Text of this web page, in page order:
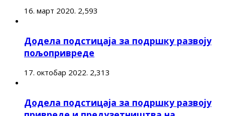
16. март 2020. 2,593
Додела подстицаја за подршку развоју
пољопривреде
17. октобар 2022. 2,313
Додела подстицаја за подршку развоју